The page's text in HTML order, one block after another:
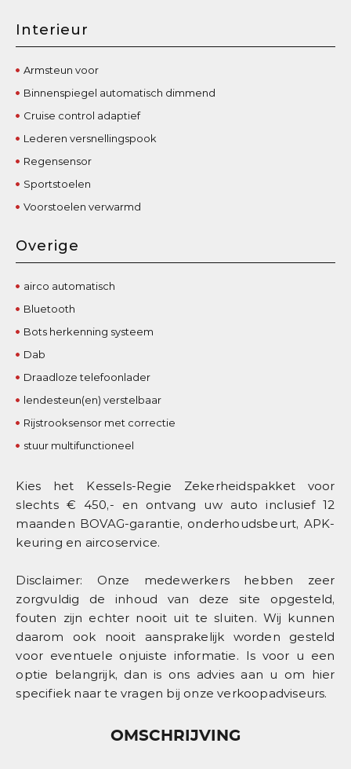
Interieur
Armsteun voor
Binnenspiegel automatisch dimmend
Cruise control adaptief
Lederen versnellingspook
Regensensor
Sportstoelen
Voorstoelen verwarmd
Overige
airco automatisch
Bluetooth
Bots herkenning systeem
Dab
Draadloze telefoonlader
lendesteun(en) verstelbaar
Rijstrooksensor met correctie
stuur multifunctioneel
Kies het Kessels-Regie Zekerheidspakket voor
slechts € 450,- en ontvang uw auto inclusief 12
maanden BOVAG-garantie, onderhoudsbeurt, APK-
keuring en aircoservice.
Disclaimer: Onze medewerkers hebben zeer
zorgvuldig de inhoud van deze site opgesteld,
fouten zijn echter nooit uit te sluiten. Wij kunnen
daarom ook nooit aansprakelijk worden gesteld
voor eventuele onjuiste informatie. Is voor u een
optie belangrijk, dan is ons advies aan u om hier
specifiek naar te vragen bij onze verkoopadviseurs.
OMSCHRIJVING